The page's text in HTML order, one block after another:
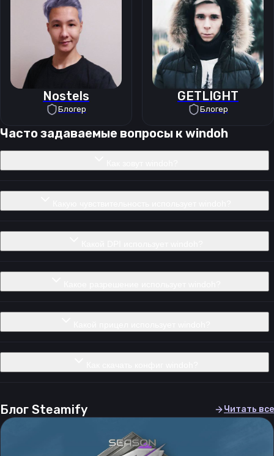
Nostels
Блогер
GETLIGHT
Блогер
Часто задаваемые вопросы кwindoh
Блог Steamify Читать все